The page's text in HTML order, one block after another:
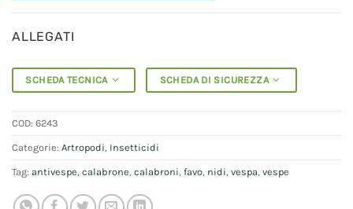
ALLEGATI
SCHEDA TECNICA SCHEDA DI SICUREZZA
COD: 6243
Categorie: Artropodi Insetticidi
Tag: antivespe calabrone calabroni favo nidi vespa vespe